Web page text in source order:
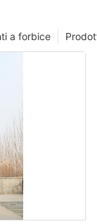
a forbice